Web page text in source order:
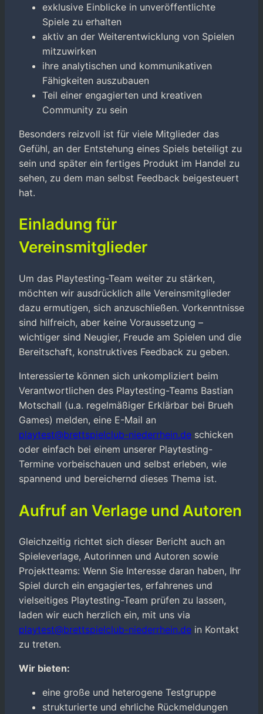
exklusive Einblicke in unveröffentlichte
Spiele zu erhalten
aktiv an der Weiterentwicklung von Spielen
mitzuwirken
ihre analytischen und kommunikativen
Fähigkeiten auszubauen
Teil einer engagierten und kreativen
Community zu sein
Besonders reizvoll ist für viele Mitglieder das
Gefühl, an der Entstehung eines Spiels beteiligt zu
sein und später ein fertiges Produkt im Handel zu
sehen, zu dem man selbst Feedback beigesteuert
hat.
Einladung für
Vereinsmitglieder
Um das Playtesting-Team weiter zu stärken,
möchten wir ausdrücklich alle Vereinsmitglieder
dazu ermutigen, sich anzuschließen. Vorkenntnisse
sind hilfreich, aber keine Voraussetzung –
wichtiger sind Neugier, Freude am Spielen und die
Bereitschaft, konstruktives Feedback zu geben.
Interessierte können sich unkompliziert beim
Verantwortlichen des Playtesting-Teams Bastian
Motschall (u.a. regelmäßiger Erklärbar bei Brueh
Games) melden, eine E-Mail an
playtest@brettspielclub-niederrhein.de schicken
oder einfach bei einem unserer Playtesting-
Termine vorbeischauen und selbst erleben, wie
spannend und bereichernd dieses Thema ist.
Aufruf an Verlage und Autoren
Gleichzeitig richtet sich dieser Bericht auch an
Spieleverlage, Autorinnen und Autoren sowie
Projektteams: Wenn Sie Interesse daran haben, Ihr
Spiel durch ein engagiertes, erfahrenes und
vielseitiges Playtesting-Team prüfen zu lassen,
laden wir euch herzlich ein, mit uns via
playtest@brettspielclub-niederrhein.de in Kontakt
zu treten.
Wir bieten:
eine große und heterogene Testgruppe
strukturierte und ehrliche Rückmeldungen